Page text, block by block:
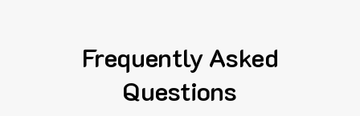
Frequently Asked
Questions